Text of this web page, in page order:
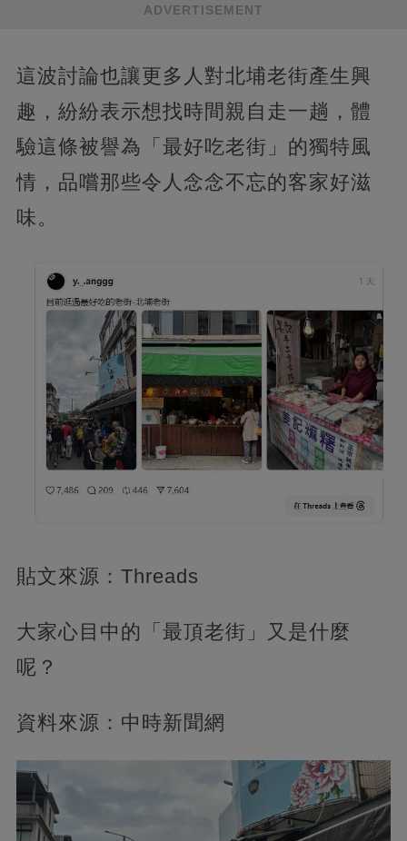
ADVERTISEMENT
這波討論也讓更多人對北埔老街產生興
趣，紛紛表示想找時間親自走一趟，體
驗這條被譽為「最好吃老街」的獨特風
情，品嚐那些令人念念不忘的客家好滋
味。
貼文來源：Threads
大家心目中的「最頂老街」又是什麼
呢？
資料來源：中時新聞網